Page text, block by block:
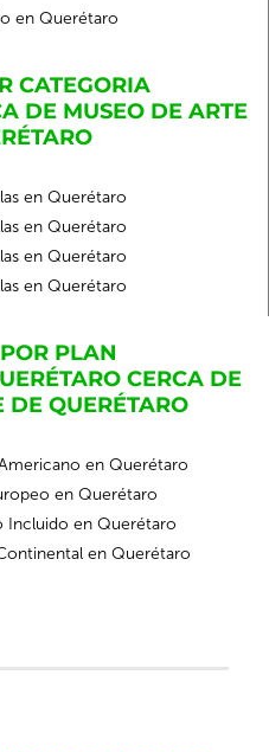
en Querétaro
CATEGORIA
DE MUSEO DE ARTE
en Querétaro
en Querétaro
en Querétaro
en Querétaro
PLAN
CERCA DE
DE QUERÉTARO
en Querétaro
en Querétaro
Incluido en Querétaro
en Querétaro